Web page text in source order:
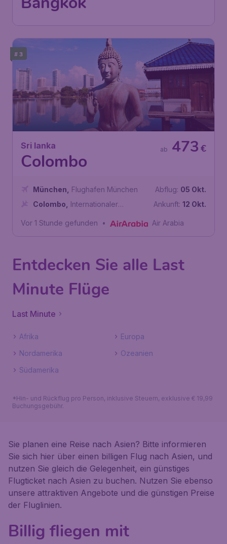
Suvarnabhumi
Vor 1 Stunde gefunden
# 3
Sri lanka
Colombo
€
473
ab
München
Flughafen München
Colombo
Internationaler
Abflug: 05 Okt.
Ankunft: 12 Okt.
Vor 1 Stunde gefunden • Air Arabia
Entdecken Sie alle Last
Minute Flüge
Last Minute
Afrika
Europa
Nordamerika
Ozeanien
Südamerika
*Hin- und Rückflug pro Person, inklusive Steuern, exklusive € 19,99
Buchungsgebühr.
Sie planen eine Reise nach Asien? Bitte informieren
Sie sich hier über einen billigen Flug nach Asien, und
nutzen Sie gleich die Gelegenheit, ein günstiges
Flugticket nach Asien zu buchen. Nutzen Sie ebenso
unsere attraktiven Angebote und die günstigen Preise
der Fluglinien.
Billig fliegen mit